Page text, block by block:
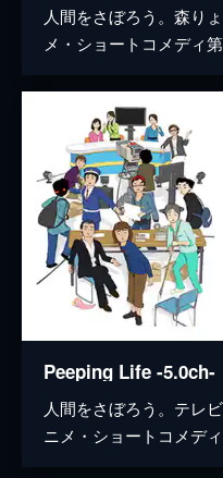
人間をさぼろう。森り
メ・ショートコメディ
Peeping Life -5.0ch-
人間をさぼろう。テレ
ニメ・ショートコメデ